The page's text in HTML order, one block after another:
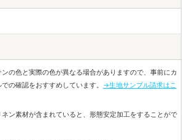
の色と実際の色が異なる場合がありますので、事前にカ
の確認をおすすめしています。 →生地サンプル請求はこ
ン素材が含まれていると、形態安定加工をすることがで